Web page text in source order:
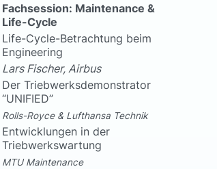
Fachsession: Maintenance &
Life-Cycle
Life-Cycle-Betrachtung beim
Engineering
Lars Fischer, Airbus
Der Triebwerksdemonstrator
“UNIFIED”
Rolls-Royce & Lufthansa Technik
Entwicklungen in der
Triebwerkswartung
MTU Maintenance